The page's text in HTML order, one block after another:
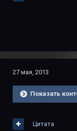
27 мая, 2013
Показать
Цитата